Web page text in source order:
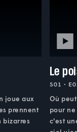
joue aux
prennent
bizarres
Le
S01 •
Où
pour
c'est